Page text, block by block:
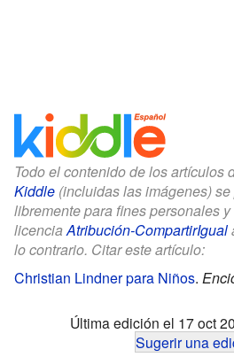
Todo el contenido de los artículos
Kiddle (incluidas las imágenes)
libremente para fines personales
licenciaAtribución-CompartirIgual
lo contrario. Citar este artículo:
Christian Lindner para Niños.
Última edición el 17 oct
Sugerir una